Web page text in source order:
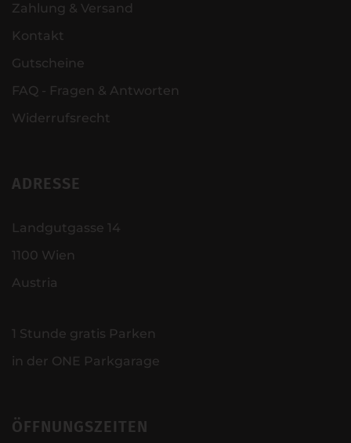
Zahlung & Versand
Kontakt
Gutscheine
FAQ - Fragen & Antworten
Widerrufsrecht
ADRESSE
Landgutgasse 14
1100 Wien
Austria
1 Stunde gratis Parken
in der ONE Parkgarage
ÖFFNUNGSZEITEN